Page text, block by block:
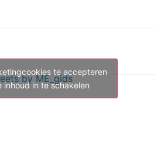
by ME_gids
te accepteren
inhoud in te schakelen